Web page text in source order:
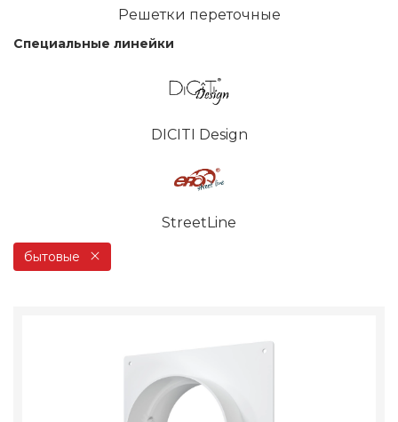
Решетки переточные
Специальные линейки
DICITI Design
StreetLine
бытовые